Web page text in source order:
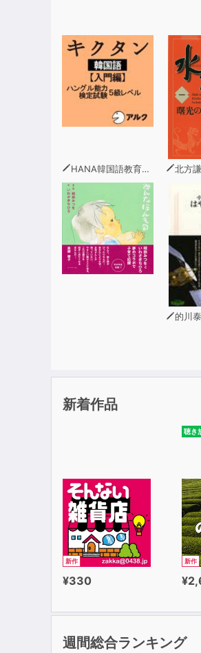
・なぜ戦争を途中でやめる
・戦争からどんな教訓を得
これらをきちんと受け止
人間はなんと愚かな存在
戦争と戦後の歴史から、私
そして、戦後が「戦前」
池上彰氏がわかりやすく解
HANA韓国語教育研究会 北方
的川
新着作品
新作
¥330
聴き
新作
週間総合ランキング